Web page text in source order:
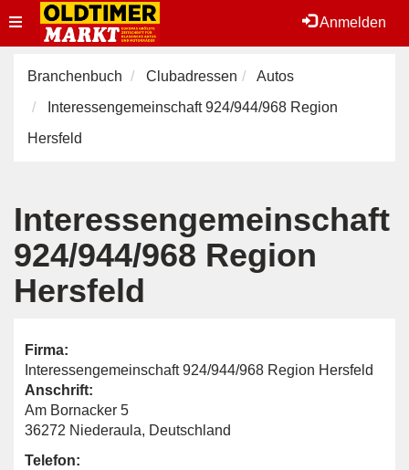
Anmelden
Toggle
navigation
Branchenbuch Clubadressen
Autos
Interessengemeinschaft 924/944/968 Region
Hersfeld
Interessengemeinschaft
924/944/968 Region
Hersfeld
Firma:
Interessengemeinschaft 924/944/968 Region Hersfeld
Anschrift:
Am Bornacker 5
36272 Niederaula, Deutschland
Telefon: